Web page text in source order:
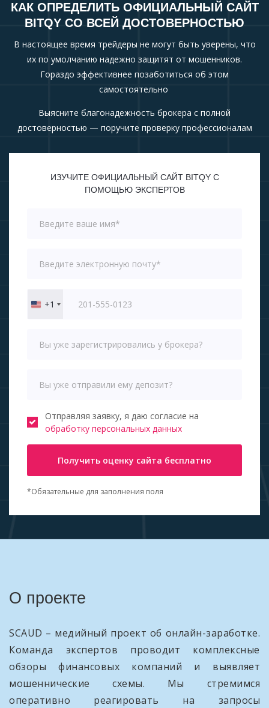
КАК ОПРЕДЕЛИТЬ ОФИЦИАЛЬНЫЙ САЙТ
BITQY СО ВСЕЙ ДОСТОВЕРНОСТЬЮ
В настоящее время трейдеры не могут быть уверены, что
их по умолчанию надежно защитят от мошенников.
Гораздо эффективнее позаботиться об этом
самостоятельно
Выясните благонадежность брокера с полной
достоверностью — поручите проверку профессионалам
ИЗУЧИТЕ ОФИЦИАЛЬНЫЙ САЙТ BITQY С
ПОМОЩЬЮ ЭКСПЕРТОВ
United
+1
Отправляя заявку, я даю согласие на
обработку персональных данных
Получить оценку сайта бесплатно
*Обязательные для заполнения поля
О проекте
SCAUD – медийный проект об онлайн-заработке.
Команда экспертов проводит комплексные
обзоры финансовых компаний и выявляет
мошеннические схемы. Мы стремимся
оперативно реагировать на запросы